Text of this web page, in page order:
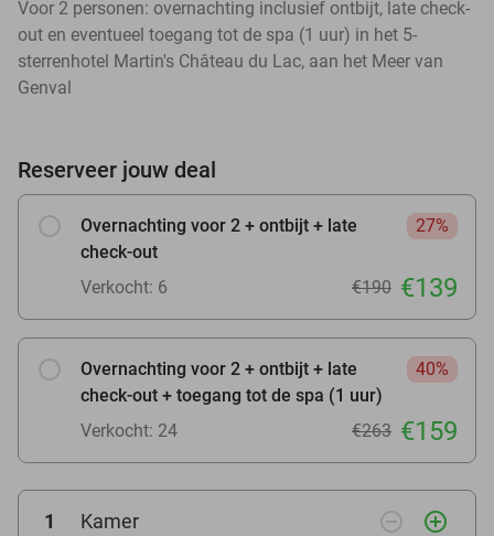
Voor 2 personen: overnachting inclusief ontbijt, late check-
out en eventueel toegang tot de spa (1 uur) in het 5-
sterrenhotel Martin's Château du Lac, aan het Meer van
Genval
Reserveer jouw deal
Overnachting voor 2 + ontbijt + late
check-out
27%
Verkocht: 6 €190 €139
Overnachting voor 2 + ontbijt + late
check-out + toegang tot de spa (1 uur)
40%
Verkocht: 24 €263 €159
1 Kamer remove_circle_outline add_circle_outline